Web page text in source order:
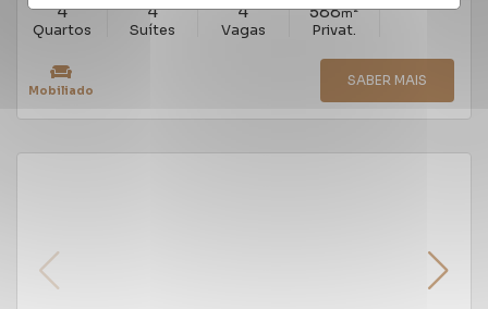
4
Quartos
4
Suítes
4
Vagas
588m²
Privat.
Mobiliado
SABER MAIS